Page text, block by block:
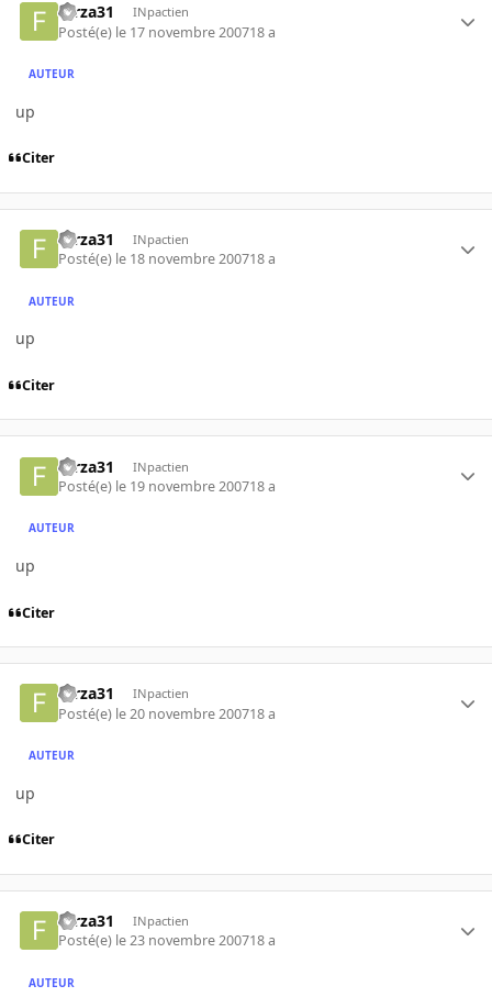
forza31 INpactien
Posté(e) le 17 novembre 200718 a
AUTEUR
up
Citer
forza31 INpactien
Posté(e) le 18 novembre 200718 a
AUTEUR
up
Citer
forza31 INpactien
Posté(e) le 19 novembre 200718 a
AUTEUR
up
Citer
forza31 INpactien
Posté(e) le 20 novembre 200718 a
AUTEUR
up
Citer
forza31 INpactien
Posté(e) le 23 novembre 200718 a
AUTEUR